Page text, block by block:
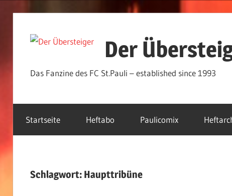
Inhalt
Der
Das Fanzine des FC St.Pauli – established since 1993
Startseite Heftabo Paulicomix
Schlagwort: Haupttribüne